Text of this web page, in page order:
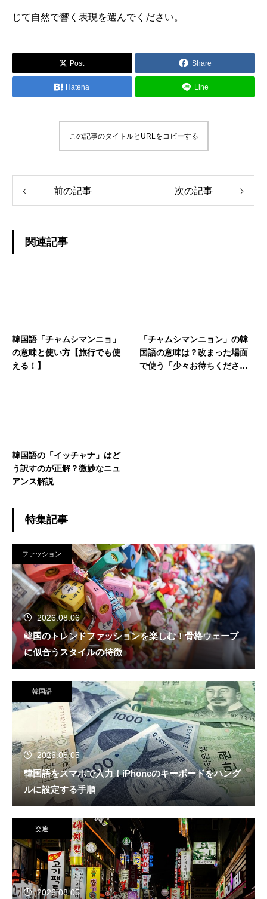
じて自然で響く表現を選んでください。
Post Share
Hatena Line
この記事のタイトルとURLをコピーする
前の記事 次の記事
関連記事
韓国語「チャムシマンニョ」
の意味と使い方【旅行でも使
える！】
「チャムシマンニョン」の韓
国語の意味は？改まった場面
で使う「少々お待ちくださ
韓国語の「イッチャナ」はど
う訳すのが正解？微妙なニュ
アンス解説
特集記事
ファッション
2026.08.06
韓国のトレンドファッションを楽しむ！骨格ウェーブ
に似合うスタイルの特徴
韓国語
2026.08.05
韓国語をスマホで入力！iPhoneのキーボードをハング
ルに設定する手順
交通
2026.08.05